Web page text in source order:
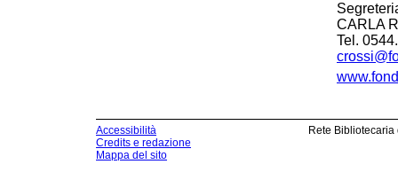
CARLA
Tel.
Accessibilità
Credits e redazione
Mappa del sito
Rete